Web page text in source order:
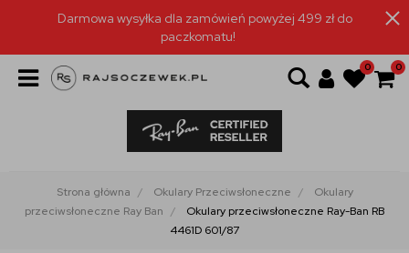
Darmowa wysyłka dla zamówień powyżej 499 zł do
paczkomatu!
0 0
Strona główna Okulary Przeciwsłoneczne
Okulary
przeciwsłoneczne Ray Ban
Okulary przeciwsłoneczne Ray-Ban RB
4461D 601/87